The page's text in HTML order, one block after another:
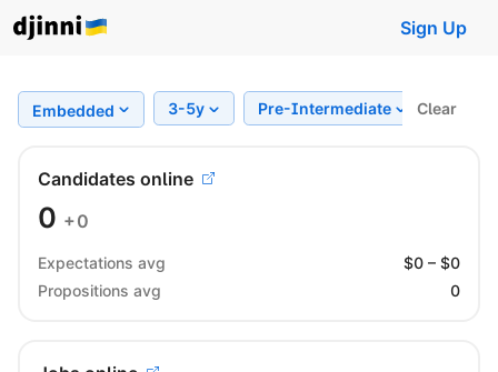
Sign Up
Embedded 3-5y Pre-Intermediate Clear
Candidates online
0 +0
Expectations avg $0 – $0
Propositions avg
0